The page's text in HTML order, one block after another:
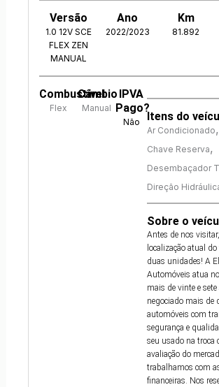
Versão
1.0 12V SCE
FLEX ZEN
MANUAL
Ano
2022/2023
Km
81.892
Combustível
Flex
Câmbio
Manual
IPVA
Pago?
Não Itens do
Ar Condicionado,
Chave Reserva,
Desembaçador
Direção
Sobre o
Antes de nos
localização atual
duas unidades! A
Automóveis atua
mais de vinte e
negociado mais de
automóveis com
segurança e
seu usado na troca
avaliação do
trabalhamos com
financeiras. Nos